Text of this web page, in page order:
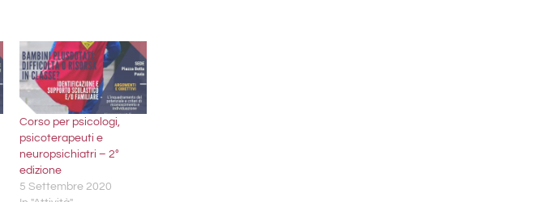
Corso per psicologi,
psicoterapeuti e
neuropsichiatri – 2°
edizione
5 Settembre 2020